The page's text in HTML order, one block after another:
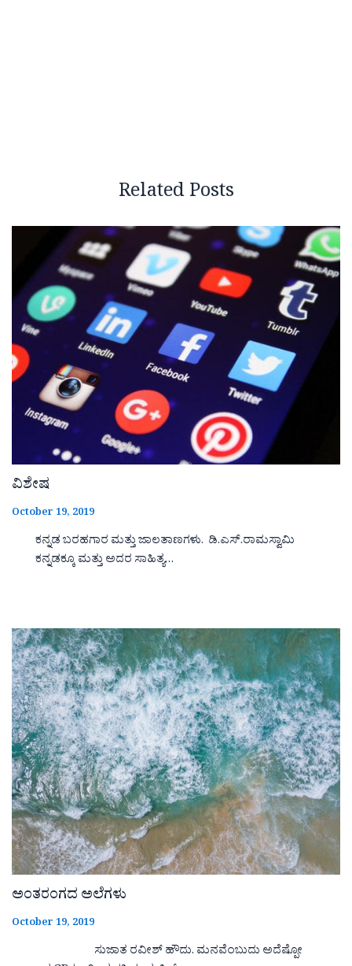
Related Posts
ವಿಶೇಷ
October 19, 2019
ಕನ್ನಡ ಬರಹಗಾರ ಮತ್ತು ಜಾಲತಾಣಗಳು. ಡಿ.ಎಸ್.ರಾಮಸ್ವಾಮಿ
ಕನ್ನಡಕ್ಕೂ ಮತ್ತು ಅದರ ಸಾಹಿತ್ಯ…
ಅಂತರಂಗದ ಅಲೆಗಳು
October 19, 2019
ಸುಜಾತ ರವೀಶ್ ಹೌದು. ಮನವೆಂಬುದು ಅದೆಷ್ಪೋ